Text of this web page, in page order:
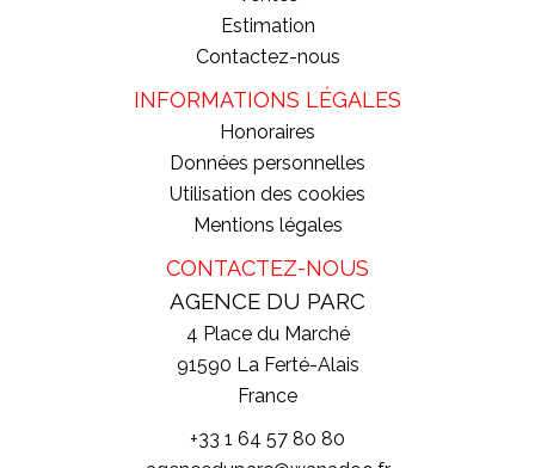
Estimation
Contactez-nous
INFORMATIONS LÉGALES
Honoraires
Données personnelles
Utilisation des cookies
Mentions légales
CONTACTEZ-NOUS
AGENCE DU PARC
4 Place du Marché
91590 La Ferté-Alais
France
+33 1 64 57 80 80